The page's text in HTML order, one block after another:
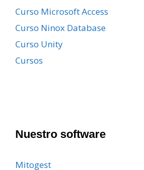
Curso Microsoft Access
Curso Ninox Database
Curso Unity
Cursos
Nuestro software
Mitogest